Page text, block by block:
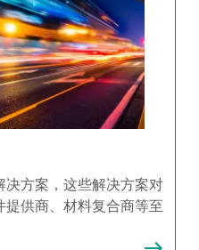
方案，这些解决方案对
供商、材料复合商等至